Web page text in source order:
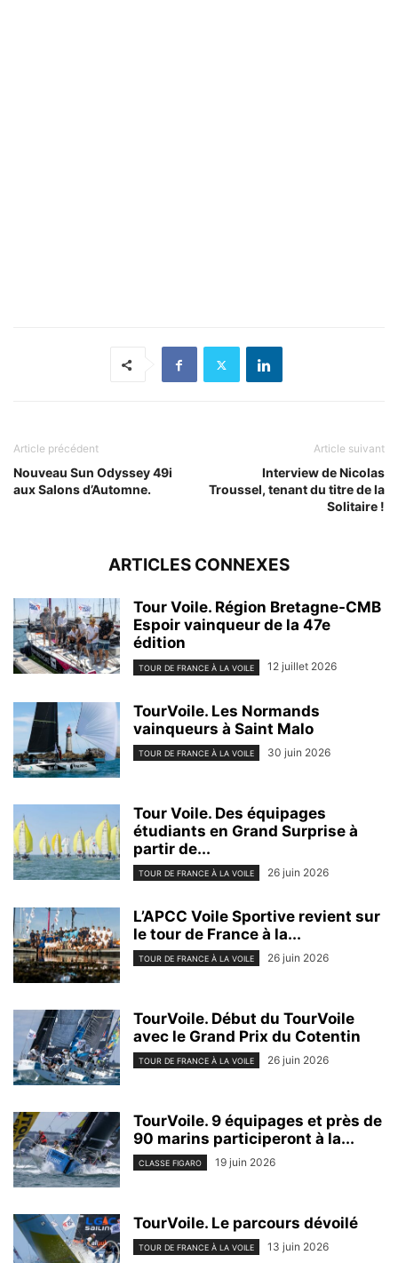
Article précédent
Nouveau Sun Odyssey 49i
aux Salons d’Automne.
Article suivant
Interview de Nicolas
Troussel, tenant du titre de la
Solitaire !
ARTICLES CONNEXES
Tour Voile. Région Bretagne-CMB
Espoir vainqueur de la 47e
édition
TOUR DE FRANCE À LA VOILE 12 juillet 2026
TourVoile. Les Normands
vainqueurs à Saint Malo
TOUR DE FRANCE À LA VOILE 30 juin 2026
Tour Voile. Des équipages
étudiants en Grand Surprise à
partir de...
TOUR DE FRANCE À LA VOILE 26 juin 2026
L’APCC Voile Sportive revient sur
le tour de France à la...
TOUR DE FRANCE À LA VOILE 26 juin 2026
TourVoile. Début du TourVoile
avec le Grand Prix du Cotentin
TOUR DE FRANCE À LA VOILE 26 juin 2026
TourVoile. 9 équipages et près de
90 marins participeront à la...
CLASSE FIGARO 19 juin 2026
TourVoile. Le parcours dévoilé
TOUR DE FRANCE À LA VOILE 13 juin 2026